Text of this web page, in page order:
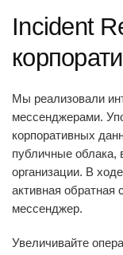
Incident
Мы реализовали
мессенджерами.
корпоративных
публичные облака,
организации. В
активная обратная
мессенджер.
Увеличивайте